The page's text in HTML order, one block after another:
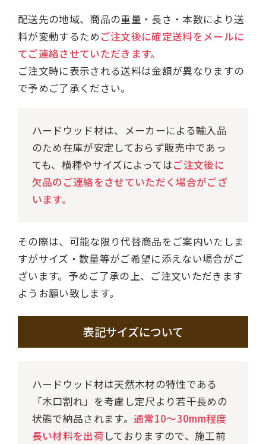
配送先の地域、商品の重量・長さ・本数により送
料が変動するため ご注文後に確定送料をメールに
てご連絡させていただきます。
ご注文時に表示される送料は金額が異なりますの
で予めご了承ください。
ハードウッド材は、メーカーによる輸入品
のため在庫が安定しておらず販売中であっ
ても、横種やサイズによってはご注文後に
欠品のご連絡をさせていただく場合がござ
います。
その際は、可能な限り代替商品をご案内いたしま
すがサイズ・数量等がご希望に添えない場合がご
ざいます。予めご了承の上、ご注文いただきます
ようお願い致します。
表記サイズについて
ハードウッド材は天然木材の特性である
「木口割れ」を考慮し定尺より若干長めの
状態で納品されます。通常10～30mm程度
長い材料を出荷 しておりますので、施工前